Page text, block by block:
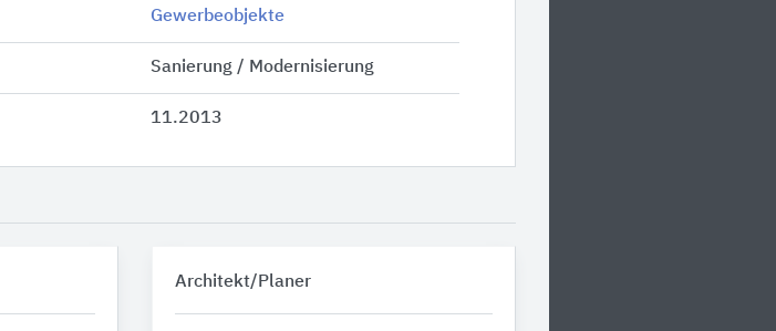
Gewerbeobjekte
Sanierung / Modernisierung
11.2013
Architekt/Planer